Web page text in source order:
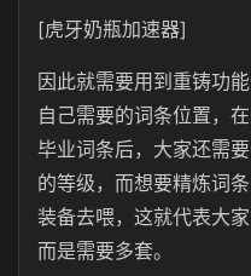
[虎牙奶瓶加速器]
因此就需要用到重铸功
自己需要的词条位置，
毕业词条后，大家还需
的等级，而想要精炼词
装备去喂，这就代表大
而是需要多套。